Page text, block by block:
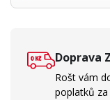
Doprava
Rošt vám
poplatků za